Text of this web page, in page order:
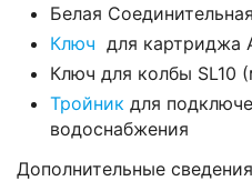
Белая
Ключ для картриджа
Ключ для колбы SL10
Тройник для
водоснабжения
Дополнительные